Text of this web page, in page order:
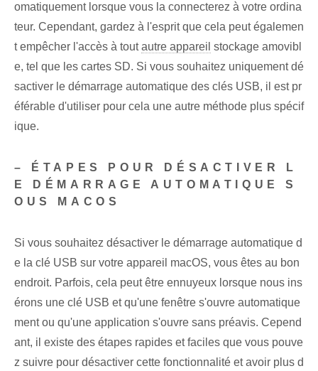
omatiquement lorsque vous la connecterez à votre ordina
teur. Cependant, gardez à l'esprit que cela peut égalemen
t empêcher l'accès à toutautre appareil stockage amovibl
e, tel que les cartes SD. Si vous souhaitez uniquement dé
sactiver le démarrage automatique des clés USB, il est pr
éférable d'utiliser pour cela une autre méthode plus spécif
ique.
– ÉTAPES POUR DÉSACTIVER L
E DÉMARRAGE AUTOMATIQUE S
OUS MACOS
Si vous souhaitez désactiver le démarrage automatique d
e la clé USB sur votre appareil macOS, vous êtes au bon
endroit. Parfois, cela peut être ennuyeux lorsque nous ins
érons une clé USB et qu'une fenêtre s'ouvre automatique
ment ou qu'une application s'ouvre sans préavis. Cepend
ant, il existe des étapes rapides et faciles⁢ que vous pouve
z suivre pour désactiver cette fonctionnalité et avoir plus d